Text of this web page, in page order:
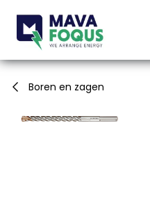
Boren en zagen